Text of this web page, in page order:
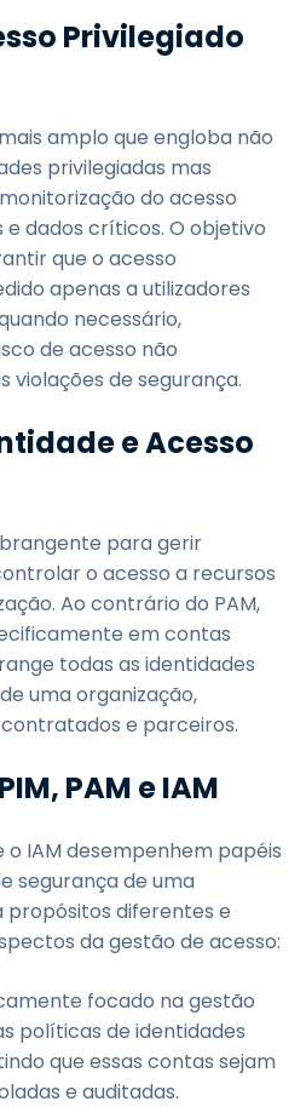
Privilegiado
amplo que engloba não
privilegiadas mas
do acesso
e dados críticos. O objetivo
que o acesso
apenas a utilizadores
necessário,
de acesso não
violações de segurança.
e Acesso
para gerir
o acesso a recursos
Ao contrário do PAM,
em contas
todas as identidades
uma organização,
e parceiros.
PAM e IAM
o IAM desempenhem papéis
segurança de uma
propósitos diferentes e
da gestão de acesso:
focado na gestão
políticas de identidades
que essas contas sejam
e auditadas.